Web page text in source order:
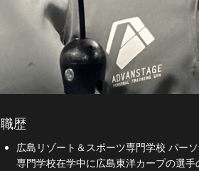
職歴
広島リゾート＆スポーツ専門学校 パー
専門学校在学中に広島東洋カープの選手